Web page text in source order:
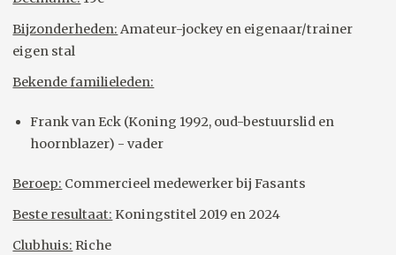
Bijzonderheden: Amateur-jockey en eigenaar/trainer
eigen stal
Bekende familieleden:
Frank van Eck (Koning 1992, oud-bestuurslid en
hoornblazer) - vader
Beroep: Commercieel medewerker bij Fasants
Beste resultaat: Koningstitel 2019 en 2024
Clubhuis: Riche